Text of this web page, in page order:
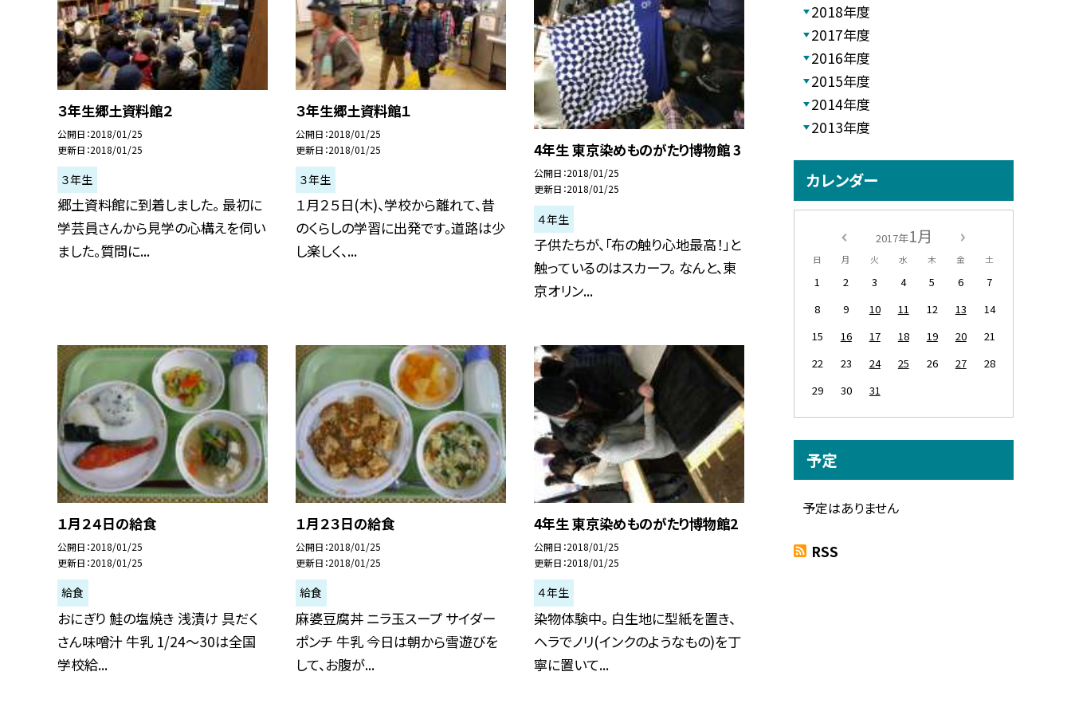
３年生郷土資料館２
公開日 2018/01/25
更新日 2018/01/25
３年生
郷土資料館に到着しました。 最初に
学芸員さんから見学の心構えを伺い
ました。質問に...
３年生郷土資料館１
公開日 2018/01/25
更新日 2018/01/25
３年生
１月２５日(木)、学校から離れて、昔
のくらしの学習に出発です。道路は少
し楽しく、...
4年生 東京染めものがたり博物館 3
公開日 2018/01/25
更新日 2018/01/25
４年生
子供たちが、「布の触り心地最高！」と
触っているのはスカーフ。 なんと、東
京オリン...
１月２４日の給食
公開日 2018/01/25
更新日 2018/01/25
給食
おにぎり 鮭の塩焼き 浅漬け 具だく
さん味噌汁 牛乳 1/24〜30は全国
学校給...
１月２３日の給食
公開日 2018/01/25
更新日 2018/01/25
給食
麻婆豆腐丼 ニラ玉スープ サイダー
ポンチ 牛乳 今日は朝から雪遊びを
して、お腹が...
4年生 東京染めものがたり博物館2
公開日 2018/01/25
更新日 2018/01/25
４年生
染物体験中。 白生地に型紙を置き、
ヘラでノリ(インクのようなもの)を丁
寧に置いて...
2018年度
2017年度
2016年度
2015年度
2014年度
2013年度
カレンダー
2017年1月
日 月 火 水 木 金 土
1 2 3 4 5 6
7
8
9 10 11 12 13
14
15
16 17 18 19 20
21
22
23 24 25 26 27
28
29
30 31
予定
予定はありません
RSS